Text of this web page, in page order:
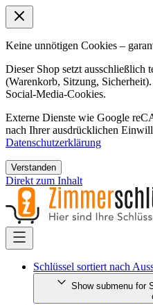
Keine unnötigen Cookies –
Dieser Shop setzt ausschließlich
(Warenkorb, Sitzung,
Social-Media-Cookies.
Externe Dienste wie Google
nach Ihrer ausdrücklichen
Datenschutzerklärung
Verstanden
Direkt zum Inhalt
Schlüssel sortiert nach
Show submenu for